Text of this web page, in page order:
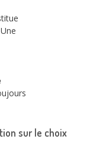
sur le choix